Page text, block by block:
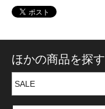
ほかの商品を探す